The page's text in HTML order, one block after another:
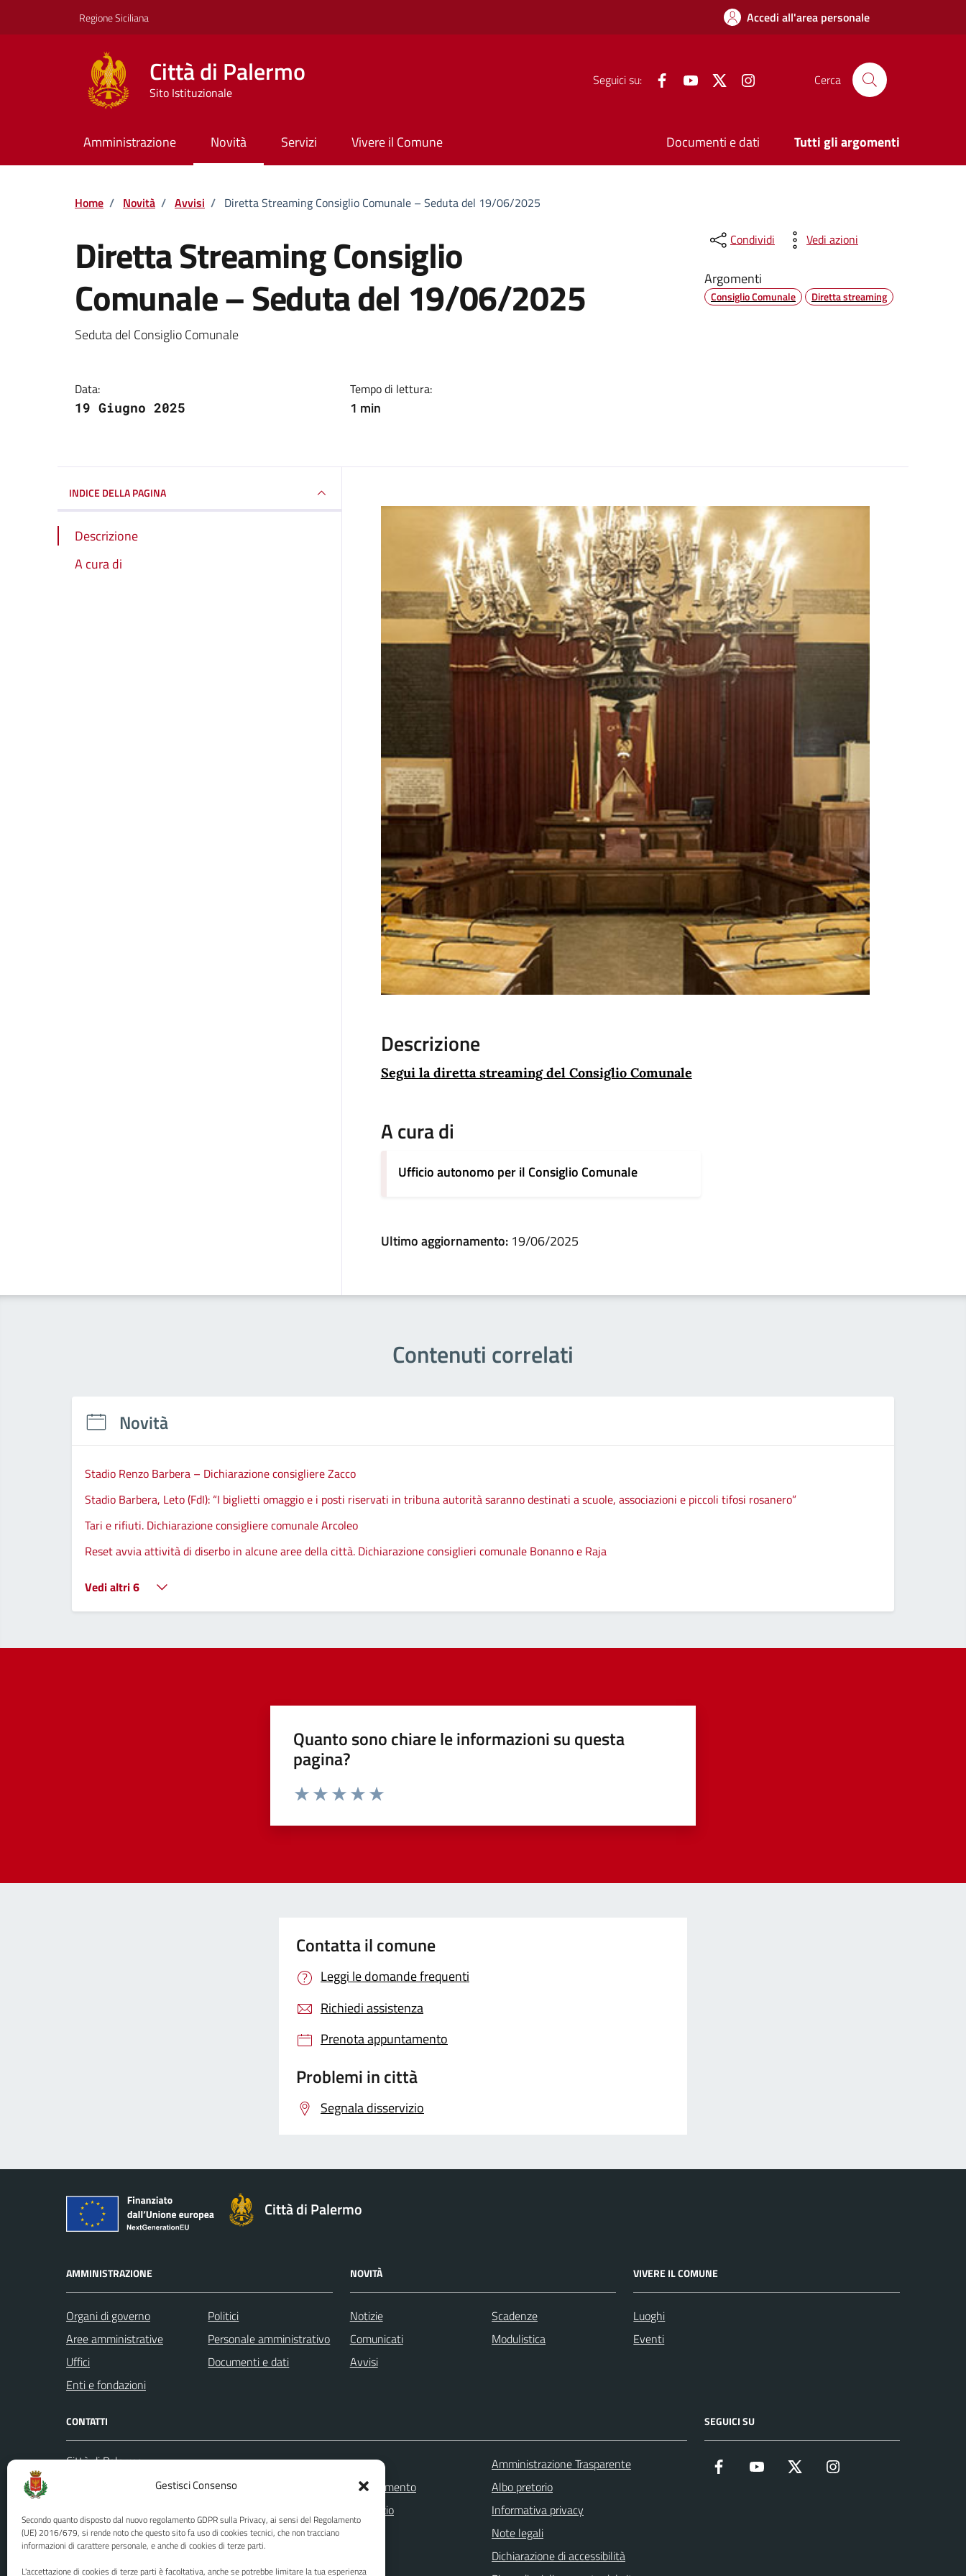
Gestisci Consenso
Secondo quanto disposto dal nuovo regolamento GDPR sulla Privacy, ai sensi del Regolamento
(UE) 2016/679, si rende noto che questo sito fa uso di cookies tecnici, che non tracciano
informazioni di carattere personale, e anche di cookies di terze parti.
L'accettazione di cookies di terze parti è facoltativa, anche se potrebbe limitare la tua esperienza
Regione Siciliana Accedi all'area personale
Città di Palermo
Sito Istituzionale
Seguici su: FacebookYouTube Twitter Cerca
Amministrazione Novità Servizi Vivere il Comune Documenti e dati Tutti gli argomenti
Home / Novità / Avvisi / Diretta Streaming Consiglio Comunale – Seduta del 19/06/2025
Diretta Streaming Consiglio
Comunale – Seduta del 19/06/2025
Dettagli della notizia
Seduta del Consiglio Comunale
Data:
19 Giugno 2025
Tempo di lettura:
1 min
Condividi Vedi azioni
Argomenti
Consiglio Comunale Diretta streaming
INDICE DELLA PAGINA
Descrizione
A cura di
Descrizione
Segui la diretta streaming del Consiglio Comunale
A cura di
Ufficio autonomo per il Consiglio Comunale
Ultimo aggiornamento: 19/06/2025
Contenuti correlati
Novità
Stadio Renzo Barbera – Dichiarazione consigliere Zacco
Stadio Barbera, Leto (FdI): “I biglietti omaggio e i posti riservati in tribuna autorità saranno destinati a scuole, associazioni e piccoli tifosi rosanero”
Tari e rifiuti. Dichiarazione consigliere comunale Arcoleo
Reset avvia attività di diserbo in alcune aree della città. Dichiarazione consiglieri comunale Bonanno e Raja
Vedi altri 6
Quanto sono chiare le informazioni su questa
pagina?
Contatta il comune
Leggi le domande frequenti
Richiedi assistenza
Prenota appuntamento
Problemi in città
Segnala disservizio
Città di Palermo
AMMINISTRAZIONE
Organi di governo
Aree amministrative
Uffici
Enti e fondazioni
Politici
Personale amministrativo
Documenti e dati
NOVITÀ
Notizie
Comunicati
Avvisi
Scadenze
Modulistica
VIVERE IL COMUNE
Luoghi
Eventi
CONTATTI
Città di Palermo
Codice fiscale / P. IVA:80016350821
U.O. Ufficio Relazioni con il Pubblico
(URP)
Numero verde: 0917401111
Leggi le FAQ
Prenotazione appuntamento
Segnalazione disservizio
Richiesta assistenza
Amministrazione Trasparente
Albo pretorio
Informativa privacy
Note legali
Dichiarazione di accessibilità
SEGUICI SU
Facebook YouTube Twitter